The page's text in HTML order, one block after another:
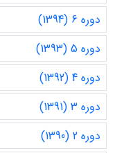
دوره 6 (1394)
دوره 5 (1393)
دوره 4 (1392)
دوره 3 (1391)
دوره 2 (1390)